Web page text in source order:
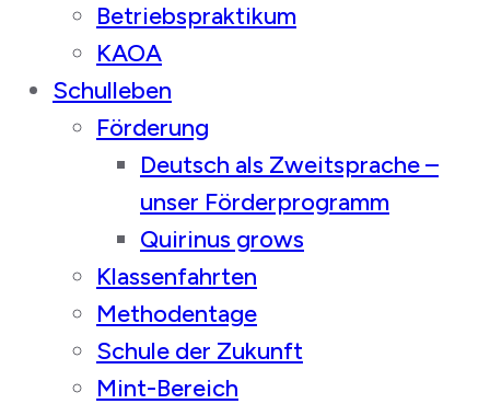
Betriebspraktikum
KAOA
Schulleben
Förderung
Deutsch als Zweitsprache –
unser Förderprogramm
Quirinus grows
Klassenfahrten
Methodentage
Schule der Zukunft
Mint-Bereich